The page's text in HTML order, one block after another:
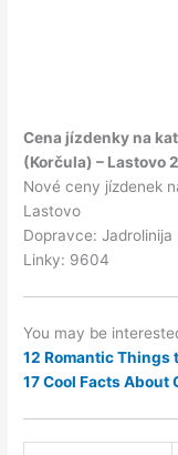
Cena jízdenky na
(Korčula) – Lastovo
Nové ceny jízdenek
Lastovo
Dopravce: Jadrolinija
Linky: 9604
You may be
12 Romantic Things
17 Cool Facts About